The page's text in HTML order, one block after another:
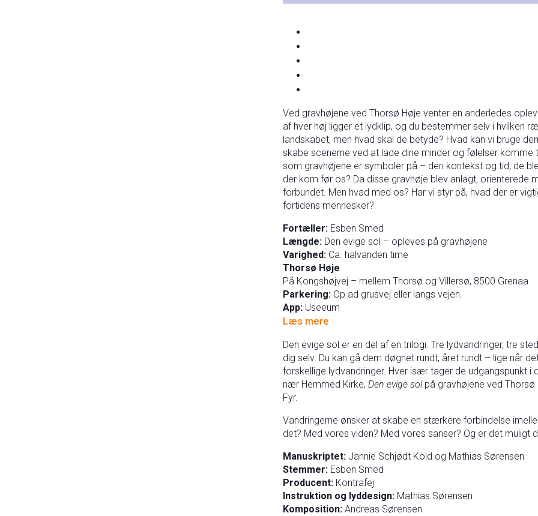
Ved gravhøjene ved Thorsø Høje venter en anderledes
af hver høj ligger et lydklip, og du bestemmer selv i hvilken
landskabet, men hvad skal de betyde? Hvad kan vi bruge
skabe scenerne ved at lade dine minder og følelser
som gravhøjene er symboler på – den kontekst og tid, de
der kom før os? Da disse gravhøje blev anlagt, orienterede
forbundet. Men hvad med os? Har vi styr på, hvad der er
fortidens mennesker?
Fortæller:Esben Smed
Længde:Den evige sol – opleves på gravhøjene
Varighed:Ca. halvanden time
Thorsø Høje
På Kongshøjvej – mellem Thorsø og Villersø, 8500 Grenaa
Parkering:Op ad grusvej eller langs vejen.
App:Useeum
Læs mere
Den evige sol er en del af en trilogi. Tre lydvandringer, tre
dig selv. Du kan gå dem døgnet rundt, året rundt – lige når
forskellige lydvandringer. Hver især tager de udgangspunkt i
nær Hemmed Kirke, Den evige solpå gravhøjene ved
Fyr.
Vandringerne ønsker at skabe en stærkere forbindelse
det? Med vores viden? Med vores sanser? Og er det
Manuskriptet:Jannie Schjødt Kold og Mathias Sørensen
Stemmer:Esben Smed
Producent:Kontrafej
Instruktion og lyddesign:Mathias Sørensen
Komposition:Andreas Sørensen